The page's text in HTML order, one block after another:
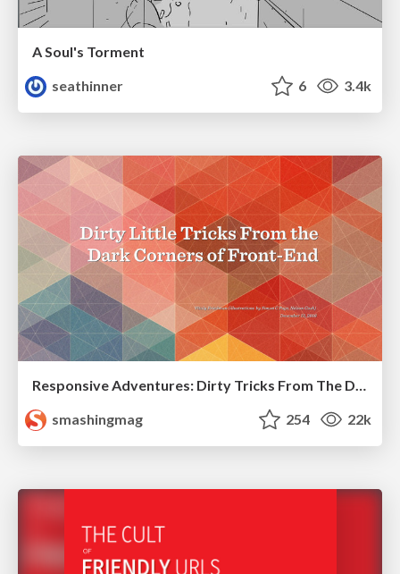
A Soul's Torment
seathinner
6 3.4k
smashingmag
254 22k